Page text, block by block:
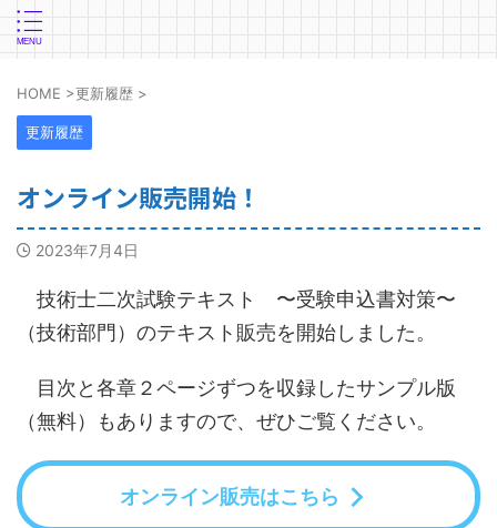
HOME >更新履歴 >
更新履歴
オンライン販売開始！
2023年7月4日
技術士二次試験テキスト 〜受験申込書対策〜
（技術部門）のテキスト販売を開始しました。
目次と各章２ページずつを収録したサンプル版
（無料）もありますので、ぜひご覧ください。
オンライン販売はこちら